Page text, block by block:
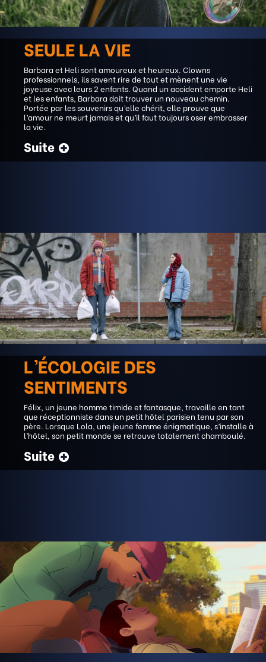
SEULE LA VIE
Barbara et Heli sont amoureux et heureux. Clowns
professionnels, ils savent rire de tout et mènent une vie
joyeuse avec leurs 2 enfants. Quand un accident emporte Heli
et les enfants, Barbara doit trouver un nouveau chemin.
Portée par les souvenirs qu’elle chérit, elle prouve que
l’amour ne meurt jamais et qu’il faut toujours oser embrasser
la vie.
Suite
L’ÉCOLOGIE DES
SENTIMENTS
Félix, un jeune homme timide et fantasque, travaille en tant
que réceptionniste dans un petit hôtel parisien tenu par son
père. Lorsque Lola, une jeune femme énigmatique, s’installe à
l’hôtel, son petit monde se retrouve totalement chamboulé.
Suite